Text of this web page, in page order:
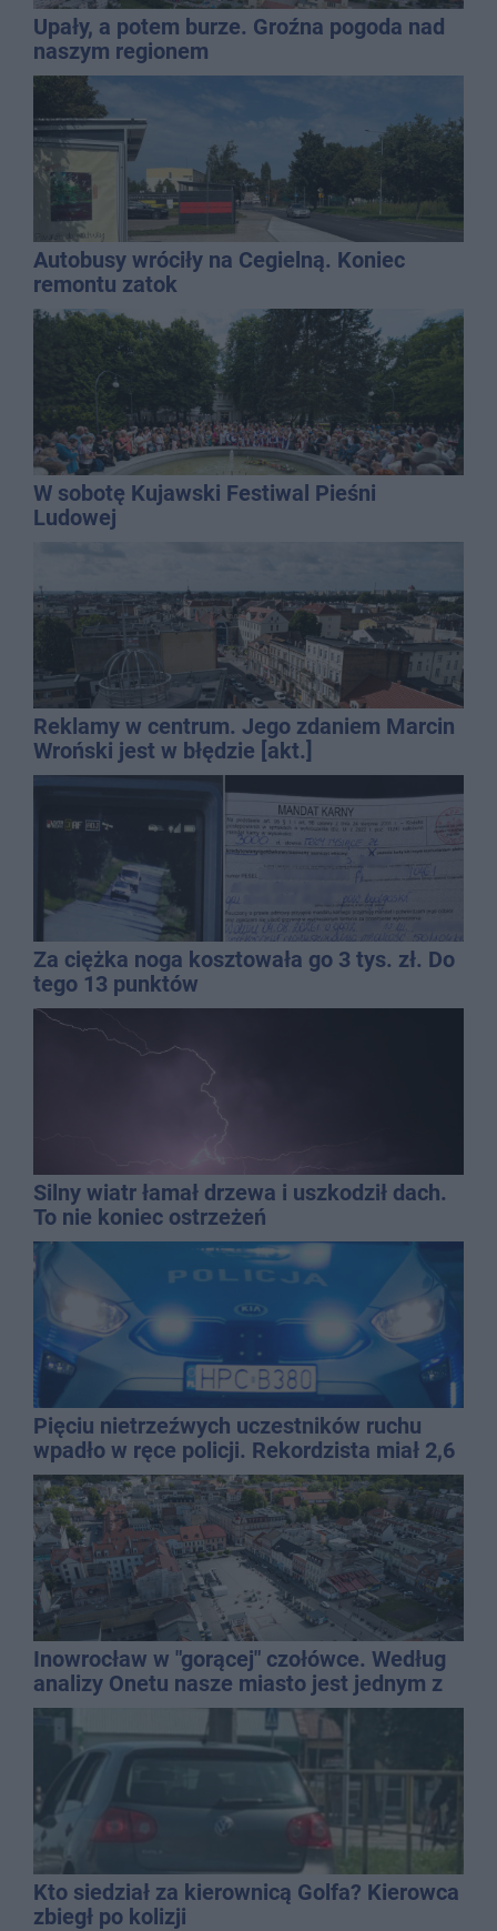
Upały, a potem burze. Groźna pogoda nad
naszym regionem
Autobusy wróciły na Cegielną. Koniec
remontu zatok
W sobotę Kujawski Festiwal Pieśni
Ludowej
Reklamy w centrum. Jego zdaniem Marcin
Wroński jest w błędzie [akt.]
Za ciężka noga kosztowała go 3 tys. zł. Do
tego 13 punktów
Silny wiatr łamał drzewa i uszkodził dach.
To nie koniec ostrzeżeń
Pięciu nietrzeźwych uczestników ruchu
wpadło w ręce policji. Rekordzista miał 2,6
promila
Inowrocław w "gorącej" czołówce. Według
analizy Onetu nasze miasto jest jednym z
najbardziej narażonych na upały
Kto siedział za kierownicą Golfa? Kierowca
zbiegł po kolizji